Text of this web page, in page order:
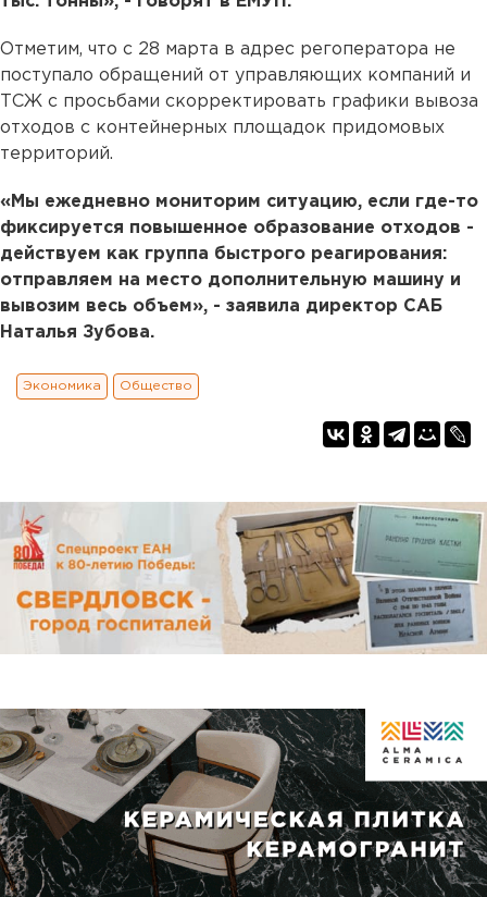
Отметим, что с 28 марта в адрес регоператора не
поступало обращений от управляющих компаний и
ТСЖ с просьбами скорректировать графики вывоза
отходов с контейнерных площадок придомовых
территорий.
«Мы ежедневно мониторим ситуацию, если где-то
фиксируется повышенное образование отходов -
действуем как группа быстрого реагирования:
отправляем на место дополнительную машину и
вывозим весь объем», - заявила директор САБ
Наталья Зубова.
Экономика Общество